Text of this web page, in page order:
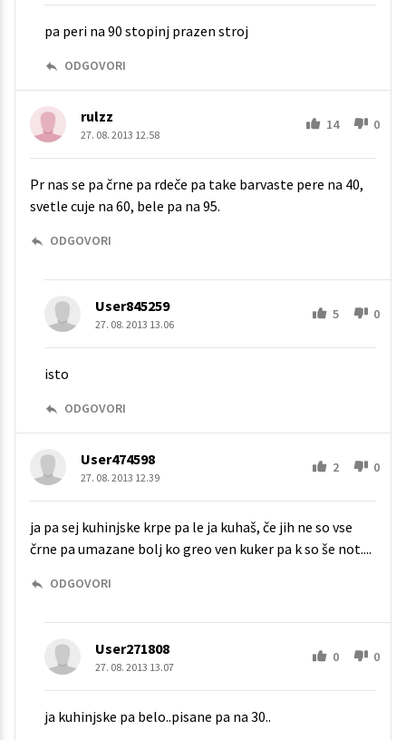
pa peri na 90 stopinj prazen stroj
ODGOVORI
rulzz
27. 08. 2013 12.58
14 0
Pr nas se pa črne pa rdeče pa take barvaste pere na 40,
svetle cuje na 60, bele pa na 95.
ODGOVORI
User845259
27. 08. 2013 13.06
5 0
isto
ODGOVORI
User474598
27. 08. 2013 12.39
2 0
ja pa sej kuhinjske krpe pa le ja kuhaš, če jih ne so vse
črne pa umazane bolj ko greo ven kuker pa k so še not....
ODGOVORI
User271808
27. 08. 2013 13.07
0 0
ja kuhinjske pa belo..pisane pa na 30..